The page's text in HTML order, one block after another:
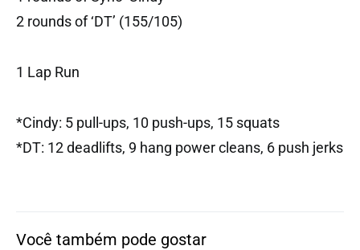
2 rounds of ‘DT’ (155/105)
1 Lap Run
*Cindy: 5 pull-ups, 10 push-ups, 15 squats
*DT: 12 deadlifts, 9 hang power cleans, 6 push jerks
Você também pode gostar